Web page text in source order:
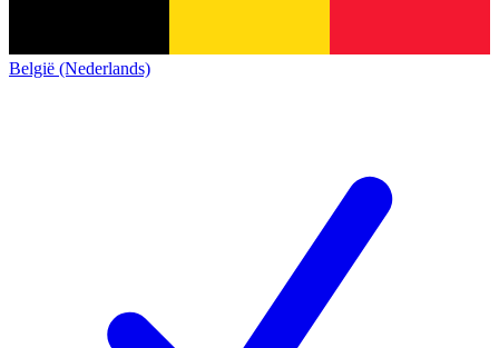
België (Nederlands)